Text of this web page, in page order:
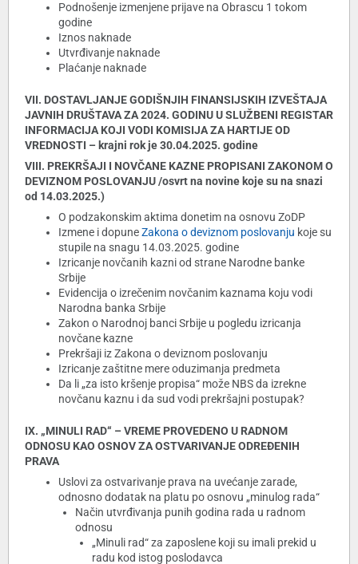
Podnošenje izmenjene prijave na Obrascu 1 tokom
godine
Iznos naknade
Utvrđivanje naknade
Plaćanje naknade
VII. DOSTAVLJANJE GODIŠNJIH FINANSIJSKIH IZVEŠTAJA
JAVNIH DRUŠTAVA ZA 2024. GODINU U SLUŽBENI REGISTAR
INFORMACIJA KOJI VODI KOMISIJA ZA HARTIJE OD
VREDNOSTI – krajni rok je 30.04.2025. godine
VIII. PREKRŠAJI I NOVČANE KAZNE PROPISANI ZAKONOM O
DEVIZNOM POSLOVANJU /osvrt na novine koje su na snazi
od 14.03.2025.)
O podzakonskim aktima donetim na osnovu ZoDP
Izmene i dopuneZakona o deviznom poslovanju koje su
stupile na snagu 14.03.2025. godine
Izricanje novčanih kazni od strane Narodne banke
Srbije
Evidencija o izrečenim novčanim kaznama koju vodi
Narodna banka Srbije
Zakon o Narodnoj banci Srbije u pogledu izricanja
novčane kazne
Prekršaji iz Zakona o deviznom poslovanju
Izricanje zaštitne mere oduzimanja predmeta
Da li „za isto kršenje propisa“ može NBS da izrekne
novčanu kaznu i da sud vodi prekršajni postupak?
IX. „MINULI RAD“ – VREME PROVEDENO U RADNOM
ODNOSU KAO OSNOV ZA OSTVARIVANJE ODREĐENIH
PRAVA
Uslovi za ostvarivanje prava na uvećanje zarade,
odnosno dodatak na platu po osnovu „minulog rada“
Način utvrđivanja punih godina rada u radnom
odnosu
„Minuli rad“ za zaposlene koji su imali prekid u
radu kod istog poslodavca